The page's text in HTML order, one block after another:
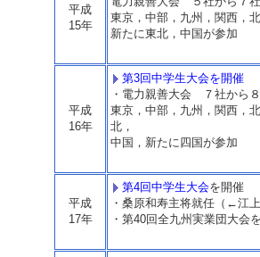
平成
15年
東京，中部，九州，関西，
新たに東北，中国が参加
平成
16年
第3回中学生大会を開催
・電力親善大会 ７社から
東京，中部，九州，関西，
北，
中国，新たに四国が参加
平成
17年
第4回中学生大会を開催
・桑原和寿主将就任（←江上
・第40回全九州実業団大会